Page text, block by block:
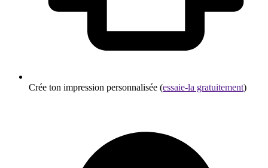
Crée ton impression personnalisée (essaie-la gratuitement)